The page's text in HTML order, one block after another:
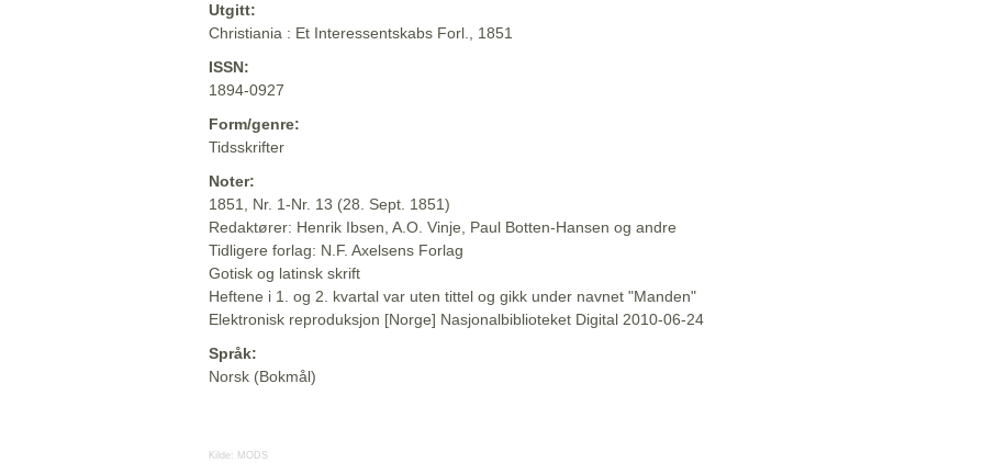
Utgitt:
Christiania : Et Interessentskabs Forl., 1851
ISSN:
1894-0927
Form/genre:
Tidsskrifter
Noter:
1851, Nr. 1-Nr. 13 (28. Sept. 1851)
Redaktører: Henrik Ibsen, A.O. Vinje, Paul Botten-Hansen og andre
Tidligere forlag: N.F. Axelsens Forlag
Gotisk og latinsk skrift
Heftene i 1. og 2. kvartal var uten tittel og gikk under navnet "Manden"
Elektronisk reproduksjon [Norge] Nasjonalbiblioteket Digital 2010-06-24
Språk:
Norsk (Bokmål)
Kilde: MODS